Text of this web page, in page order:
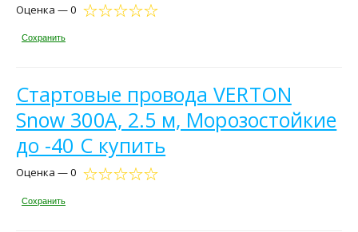
Оценка — 0
Сохранить
Стартовые провода VERTON
Snow 300А, 2.5 м, Морозостойкие
до -40 С купить
Оценка — 0
Сохранить